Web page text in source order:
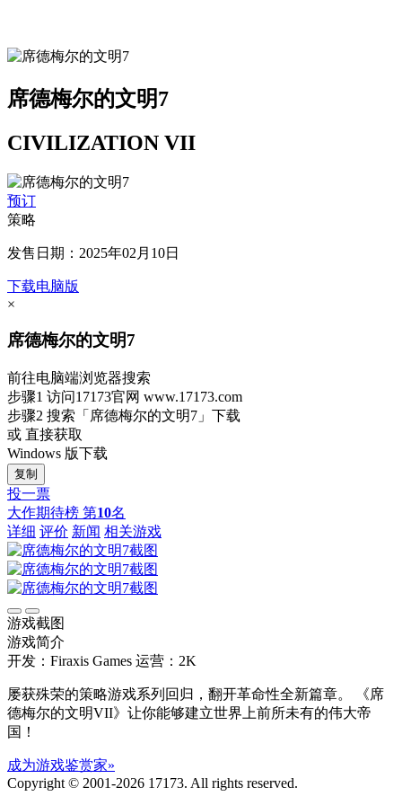
席德梅尔的文明7
CIVILIZATION VII
预订
策略
发售日期：2025年02月10日
下载电脑版
×
席德梅尔的文明7
前往电脑端浏览器搜索
步骤1 访问17173官网 www.17173.com
步骤2 搜索 「席德梅尔的文明7」 下载
或 直接获取
Windows 版下载
复制
投一票
大作期待榜 第10名
详细 评价 新闻 相关游戏
游戏截图
游戏简介
开发：Firaxis Games 运营：2K
屡获殊荣的策略游戏系列回归，翻开革命性全新篇章。 《席
德梅尔的文明VII》让你能够建立世界上前所未有的伟大帝
国！
成为游戏鉴赏家»
Copyright © 2001-2026 17173. All rights reserved.